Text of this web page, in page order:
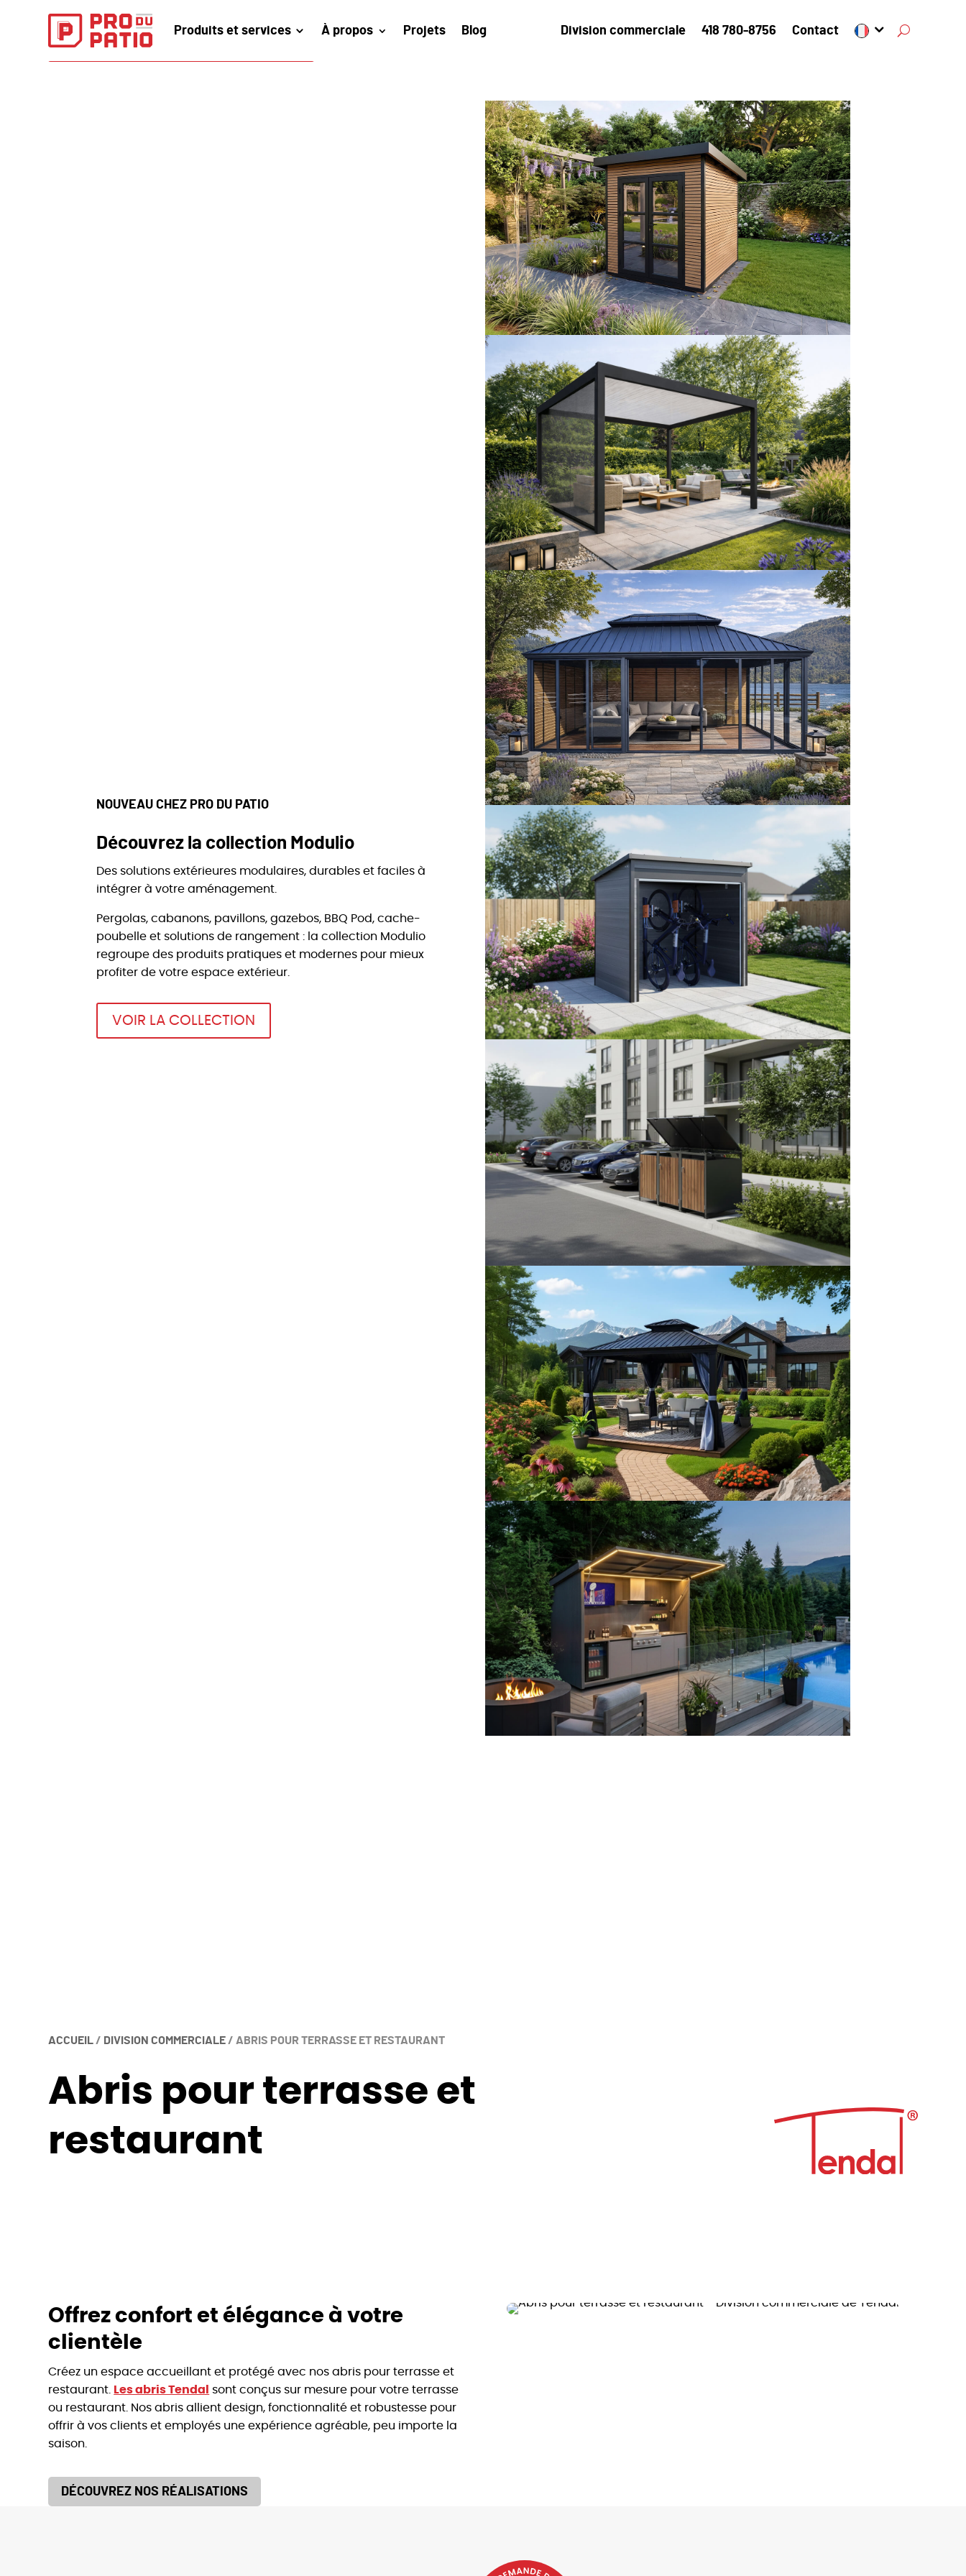
Produits et services À propos Projets Blog Division commerciale 418 780-8756 Contact
NOUVEAU CHEZ PRO DU PATIO
Découvrez la collection Modulio
Des solutions extérieures modulaires, durables et faciles à
intégrer à votre aménagement.
Pergolas, cabanons, pavillons, gazebos, BBQ Pod, cache-
poubelle et solutions de rangement : la collection Modulio
regroupe des produits pratiques et modernes pour mieux
profiter de votre espace extérieur.
VOIR LA COLLECTION
ACCUEIL / DIVISION COMMERCIALE / ABRIS POUR TERRASSE ET RESTAURANT
Abris pour terrasse et
restaurant
Offrez confort et élégance à votre
clientèle
Créez un espace accueillant et protégé avec nos abris pour terrasse et
restaurant.
Les abris Tendal
sont conçus sur mesure pour votre terrasse
ou restaurant. Nos abris allient design, fonctionnalité et robustesse pour
offrir à vos clients et employés une expérience agréable, peu importe la
saison.
DÉCOUVREZ NOS RÉALISATIONS